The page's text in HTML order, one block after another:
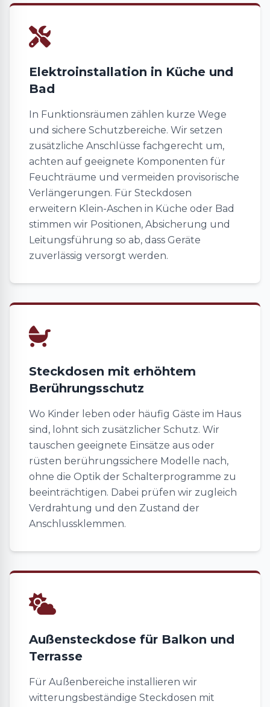
Elektroinstallation in Küche und
Bad
In Funktionsräumen zählen kurze Wege
und sichere Schutzbereiche. Wir setzen
zusätzliche Anschlüsse fachgerecht um,
achten auf geeignete Komponenten für
Feuchträume und vermeiden provisorische
Verlängerungen. Für Steckdosen
erweitern Klein-Aschen in Küche oder Bad
stimmen wir Positionen, Absicherung und
Leitungsführung so ab, dass Geräte
zuverlässig versorgt werden.
Steckdosen mit erhöhtem
Berührungsschutz
Wo Kinder leben oder häufig Gäste im Haus
sind, lohnt sich zusätzlicher Schutz. Wir
tauschen geeignete Einsätze aus oder
rüsten berührungssichere Modelle nach,
ohne die Optik der Schalterprogramme zu
beeinträchtigen. Dabei prüfen wir zugleich
Verdrahtung und den Zustand der
Anschlussklemmen.
Außensteckdose für Balkon und
Terrasse
Für Außenbereiche installieren wir
witterungsbeständige Steckdosen mit